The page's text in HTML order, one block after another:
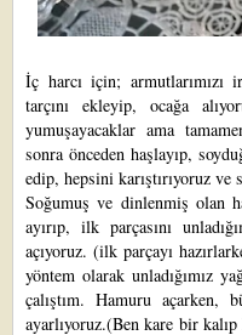
İç harcı için;
tarçını ekleyip, ocağa
yumuşayacaklar ama
sonra önceden haşlayıp,
edip, hepsini karıştırıyoruz ve
Soğumuş ve dinlenmiş olan
ayırıp, ilk parçasını
açıyoruz. (ilk parçayı
yöntem olarak unladığımız
çalıştım. Hamuru açarken,
ayarlıyoruz.(Ben kare bir